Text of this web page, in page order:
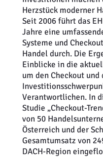
Herzstück moderner
Seit 2006 führt das
Jahre eine
Systeme und
Handel durch. Die
Einblicke in die
um den Checkout und
Verantwortlichen. In
Studie „Checkout-
von 50
Österreich und der
Gesamtumsatz von
DACH-Region